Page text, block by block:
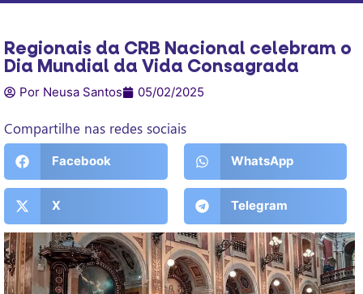
Regionais da CRB Nacional celebram o
Dia Mundial da Vida Consagrada
Por Neusa Santos 05/02/2025
Compartilhe nas redes sociais
Facebook WhatsApp
X Telegram